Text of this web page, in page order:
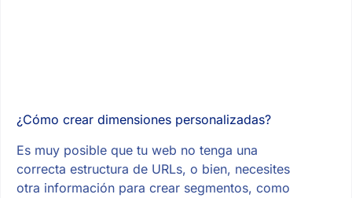
¿Cómo crear dimensiones personalizadas?
Es muy posible que tu web no tenga una
correcta estructura de URLs, o bien, necesites
otra información para crear segmentos, como